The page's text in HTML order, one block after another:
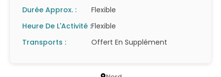
Durée Approx. :
Flexible
Heure De L'Activité :Flexible
Transports :
Offert En Supplément